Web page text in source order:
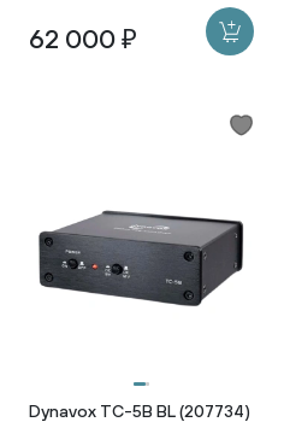
62 000 ₽
Dynavox TC-5B BL (207734)